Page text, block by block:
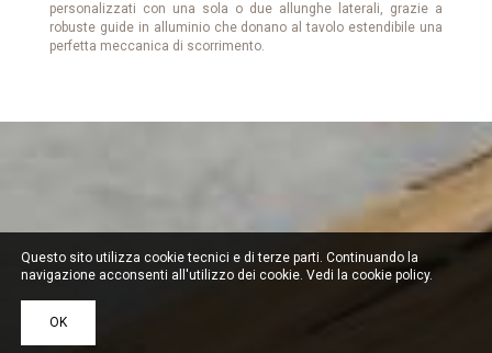
personalizzati con una sola o due allunghe laterali, grazie a
robuste guide in alluminio che donano al tavolo estendibile una
perfetta meccanica di scorrimento.
Questo sito utilizza cookie tecnici e di terze parti. Continuando la
navigazione acconsenti all'utilizzo dei cookie. Vedi lacookie policy.
OK